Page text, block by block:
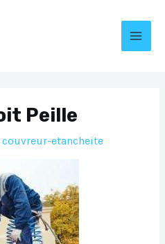
Peille
couvreur-etancheite